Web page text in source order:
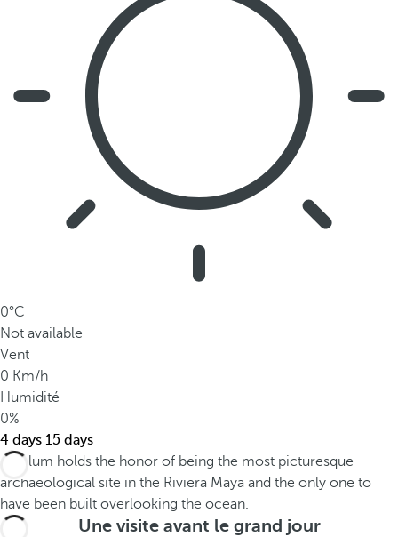
0°C
Not available
Vent
0 Km/h
Humidité
0%
4 days 15 days
Une visite avant le grand jour